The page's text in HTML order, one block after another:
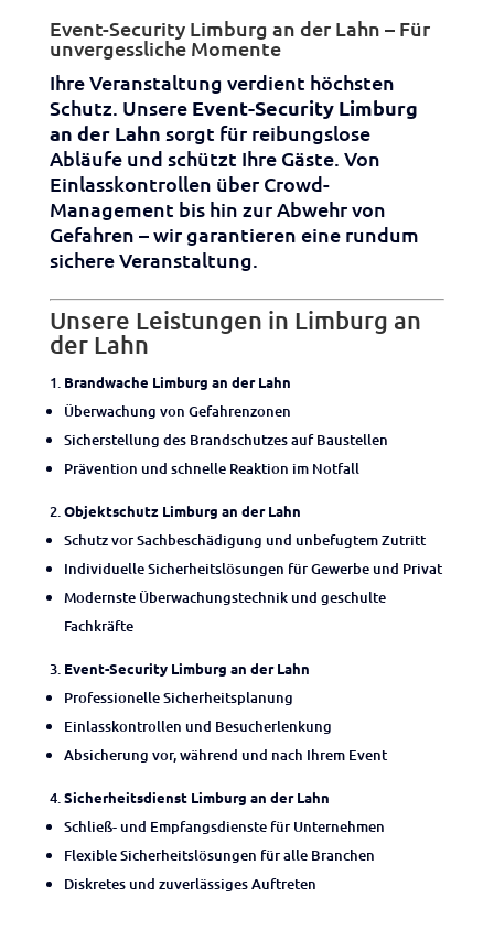
Event-Security Limburg an der Lahn – Für
unvergessliche Momente
Ihre Veranstaltung verdient höchsten
Schutz. Unsere Event-Security Limburg
an der Lahn sorgt für reibungslose
Abläufe und schützt Ihre Gäste. Von
Einlasskontrollen über Crowd-
Management bis hin zur Abwehr von
Gefahren – wir garantieren eine rundum
sichere Veranstaltung.
Unsere Leistungen in Limburg an
der Lahn
Brandwache Limburg an der Lahn
Überwachung von Gefahrenzonen
Sicherstellung des Brandschutzes auf Baustellen
Prävention und schnelle Reaktion im Notfall
Objektschutz Limburg an der Lahn
Schutz vor Sachbeschädigung und unbefugtem Zutritt
Individuelle Sicherheitslösungen für Gewerbe und Privat
Modernste Überwachungstechnik und geschulte
Fachkräfte
Event-Security Limburg an der Lahn
Professionelle Sicherheitsplanung
Einlasskontrollen und Besucherlenkung
Absicherung vor, während und nach Ihrem Event
Sicherheitsdienst Limburg an der Lahn
Schließ- und Empfangsdienste für Unternehmen
Flexible Sicherheitslösungen für alle Branchen
Diskretes und zuverlässiges Auftreten